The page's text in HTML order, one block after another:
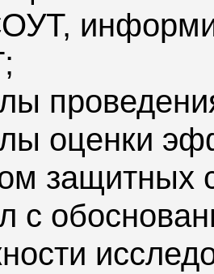
оценки
защитных
с